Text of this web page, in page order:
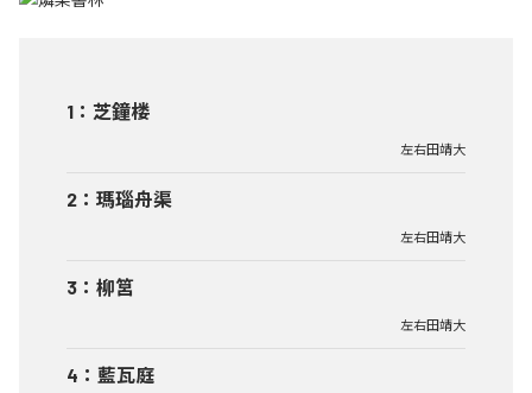
1 ： 芝鐘楼
左右田靖大
2 ： 瑪瑙舟渠
左右田靖大
3 ： 柳筥
左右田靖大
4 ： 藍瓦庭